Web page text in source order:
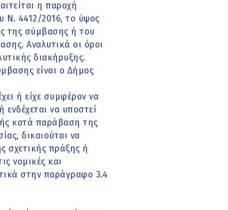
η παροχή
Ν. 4412/2016, το ύψος
της σύμβασης ή του
Αναλυτικά οι όροι
διακήρυξης.
είναι ο Δήμος
ή είχε συμφέρον να
να υποστεί
κατά παράβαση της
δικαιούται να
σχετικής πράξης ή
νομικές και
στην παράγραφο 3.4